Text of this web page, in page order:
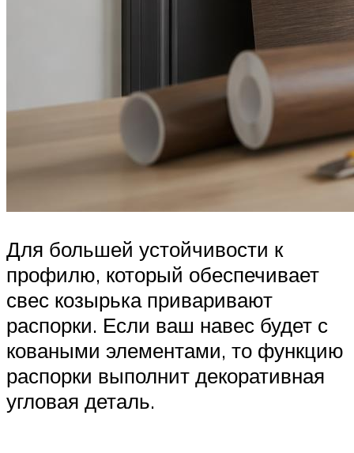
Для большей устойчивости к
профилю, который обеспечивает
свес козырька приваривают
распорки. Если ваш навес будет с
коваными элементами, то функцию
распорки выполнит декоративная
угловая деталь.